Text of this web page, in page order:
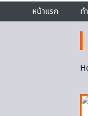
หน้าแรก
ท